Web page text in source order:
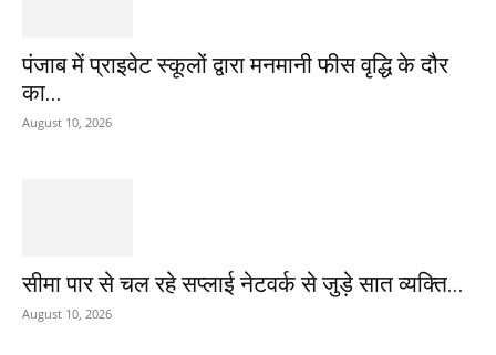
पंजाब में प्राइवेट स्कूलों द्वारा मनमानी फीस वृद्धि के दौर
का...
August 10, 2026
सीमा पार से चल रहे सप्लाई नेटवर्क से जुड़े सात व्यक्ति...
August 10, 2026